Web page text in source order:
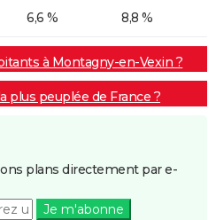
6,6 % 8,8 %
à Montagny-en-Vexin ?
plus peuplée de France ?
plans directement par e-
Je m'abonne